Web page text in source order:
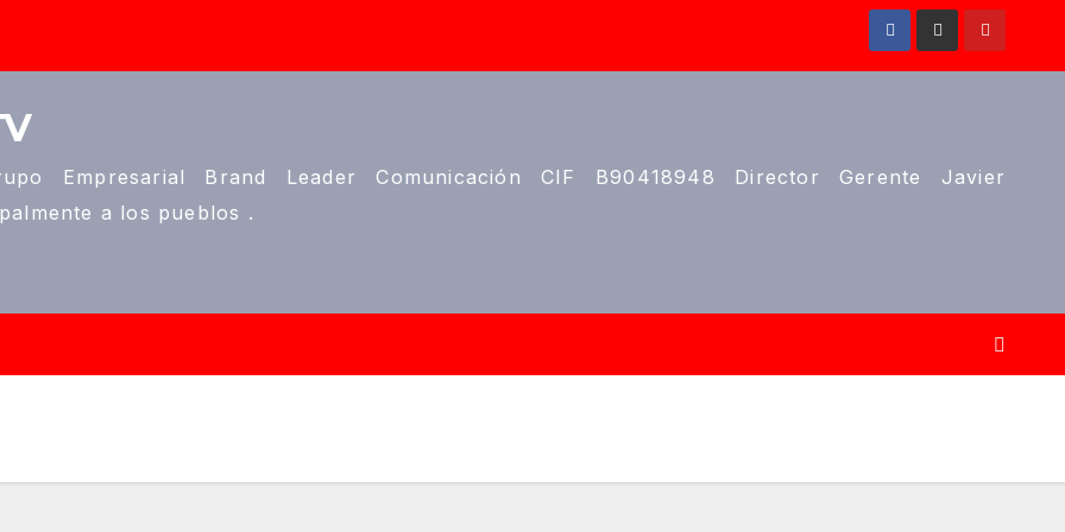
Empresarial Brand Leader Comunicación CIF B90418948 Director Gerente Javier
a los pueblos .